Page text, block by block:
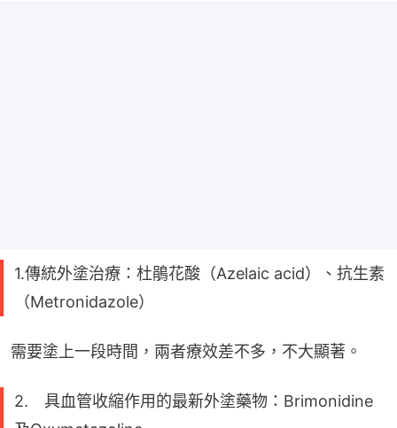
1.傳統外塗治療：杜鵑花酸（Azelaic acid）、抗生素
（Metronidazole）
需要塗上一段時間，兩者療效差不多，不大顯著。
2. 具血管收縮作用的最新外塗藥物：Brimonidine